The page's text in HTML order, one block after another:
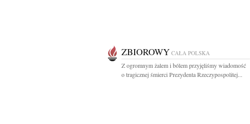
ZBIOROWY CAŁA POLSKA
Z ogromnym żalem i bólem przyjęliśmy wiadomość
o tragicznej śmierci Prezydenta Rzeczypospolitej...